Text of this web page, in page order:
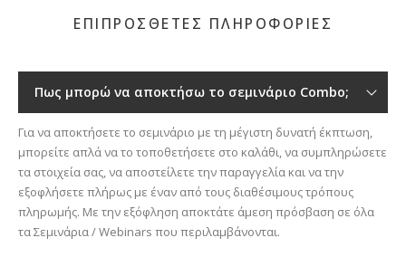
μπορούν
στη
προϊόντος
επιλογές
στη
του
προϊόντος
ΕΠΙΠΡΟΣΘΕΤΕΣ ΠΛΗΡΟΦΟΡΙΕΣ
Πως μπορώ να αποκτήσω το σεμινάριο Combo;
Για να αποκτήσετε το σεμινάριο με τη μέγιστη δυνατή έκπτωση,
μπορείτε απλά να το τοποθετήσετε στο καλάθι, να συμπληρώσετε
τα στοιχεία σας, να αποστείλετε την παραγγελία και να την
εξοφλήσετε πλήρως με έναν από τους διαθέσιμους τρόπους
πληρωμής. Με την εξόφληση αποκτάτε άμεση πρόσβαση σε όλα
τα Σεμινάρια / Webinars που περιλαμβάνονται.